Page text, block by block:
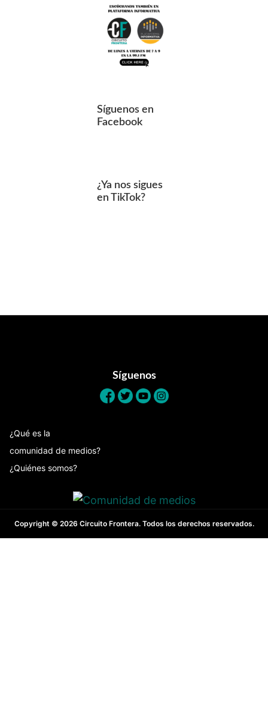
Síguenos en
Facebook
¿Ya nos sigues
en TikTok?
Síguenos
¿Qué es la
comunidad de medios?
¿Quiénes somos?
Copyright © 2026 Circuito Frontera. Todos los derechos reservados.